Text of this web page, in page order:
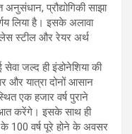
प्रौद्योगिकी साझा
लिया है। इसके अलावा
स्टील और रेयर अर्थ
जल्द ही इंडोनेशिया की
और यात्रा दोनों आसान
एक हजार वर्ष पुराने
करेंगे। इसके साथ ही
के 100 वर्ष पूरे होने के अवसर